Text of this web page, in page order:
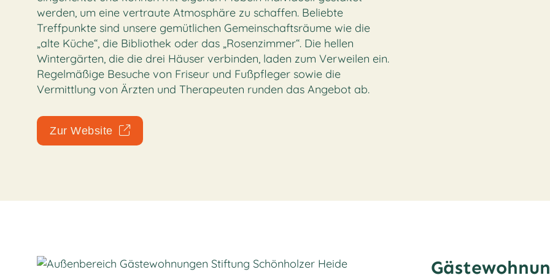
werden, um eine vertraute Atmosphäre zu schaffen. Beliebte
Treffpunkte sind unsere gemütlichen Gemeinschaftsräume wie die
„alte Küche“, die Bibliothek oder das „Rosenzimmer“. Die hellen
Wintergärten, die die drei Häuser verbinden, laden zum Verweilen ein.
Regelmäßige Besuche von Friseur und Fußpfleger sowie die
Vermittlung von Ärzten und Therapeuten runden das Angebot ab.
Zur Website